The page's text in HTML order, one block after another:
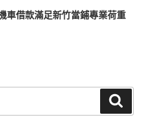
車借款滿足新竹當鋪專業荷重